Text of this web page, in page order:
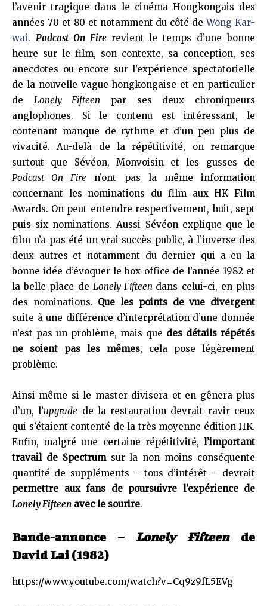
l’avenir tragique dans le cinéma Hongkongais des
années 70 et 80 et notamment du côté deWong Kar-
wai. Podcast On Fire revient le temps d’une bonne
heure sur le film, son contexte, sa conception, ses
anecdotes ou encore sur l’expérience spectatorielle
de la nouvelle vague hongkongaise et en particulier
de Lonely Fifteen par ses deux chroniqueurs
anglophones. Si le contenu est intéressant, le
contenant manque de rythme et d’un peu plus de
vivacité. Au-delà de la répétitivité, on remarque
surtout que Sévéon, Monvoisin et les gusses de
Podcast On Fire n’ont pas la même information
concernant les nominations du film aux HK Film
Awards. On peut entendre respectivement, huit, sept
puis six nominations. Aussi Sévéon explique que le
film n’a pas été un vrai succès public, à l’inverse des
deux autres et notamment du dernier qui a eu la
bonne idée d’évoquer le box-office de l’année 1982 et
la belle place de Lonely Fifteen dans celui-ci, en plus
des nominations. Que les points de vue divergent
suite à une différence d’interprétation d’une donnée
n’est pas un problème, mais que des détails répétés
ne soient pas les mêmes, cela pose légèrement
problème.
Ainsi même si le master divisera et en gênera plus
d’un, l’upgrade de la restauration devrait ravir ceux
qui s’étaient contenté de la très moyenne édition HK.
Enfin, malgré une certaine répétitivité, l’important
travail de Spectrumsur la non moins conséquente
quantité de suppléments – tous d’intérêt – devrait
permettre aux fans de poursuivre l’expérience de
Lonely Fifteen avec le sourire.
Bande-annonce – Lonely Fifteen de
David Lai (1982)
https://www.youtube.com/watch?v=Cq9z9fL5EVg